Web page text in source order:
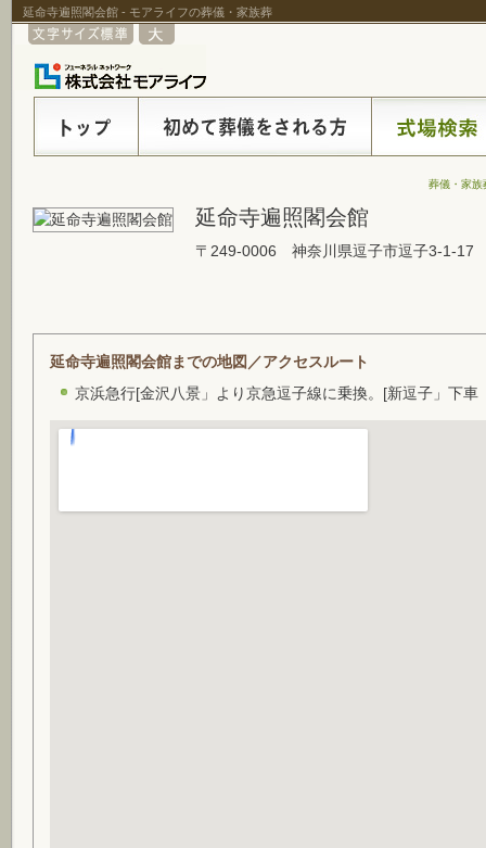
延命寺遍照閣会館 - モアライフの葬儀・家族葬
葬儀・家族
延命寺遍照閣会館
〒249-0006 神奈川県逗子市逗子3-1-17
延命寺遍照閣会館までの地図／アクセスルート
京浜急行[金沢八景」より京急逗子線に乗換。[新逗子」下